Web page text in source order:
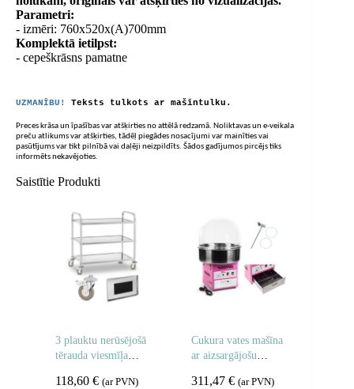
Parametri:
- izmēri: 760x520x(A)700mm
Komplektā ietilpst:
- cepeškrāsns pamatne
UZMANĪBU! Teksts tulkots ar mašīntulku.
Preces krāsa un īpašības var atšķirties no attēlā redzamā. Noliktavas un e-veikala
preču atlikums var atšķirties, tādēļ piegādes nosacījumi var mainīties vai
pasūtījums var tikt pilnībā vai daļēji neizpildīts. Šādos gadījumos pircējs tiks
informēts nekavējoties.
Saistītie Produkti
3 plauktu nerūsējošā
tērauda viesmīļa
118,60 € (ar PVN)
Cukura vates mašīna
ar aizsargājošu
311,47€ (ar PVN)